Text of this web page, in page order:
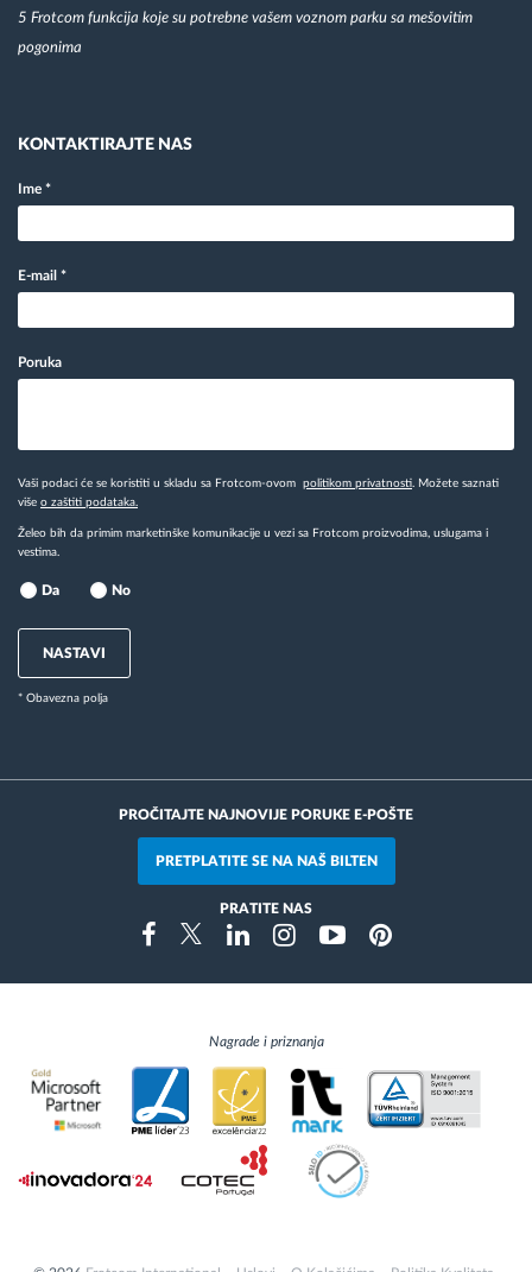
5 Frotcom funkcija koje su potrebne vašem voznom parku sa mešovitim
pogonima
KONTAKTIRAJTE NAS
Ime *
E-mail *
Poruka
Vaši podaci će se koristiti u skladu sa Frotcom-ovom politikom privatnosti . Možete saznati
više o zaštiti podataka.
Želeo bih da primim marketinške komunikacije u vezi sa Frotcom proizvodima, uslugama i
vestima.
Da No
NASTAVI
* Obavezna polja
PROČITAJTE NAJNOVIJE PORUKE E-POŠTE
PRETPLATITE SE NA NAŠ BILTEN
PRATITE NAS
FacebookTwitterLinkedinInstragramYoutubePinterest
Nagrade i priznanja